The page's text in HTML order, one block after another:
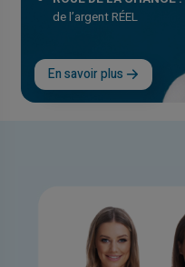
de l’argent RÉEL
En savoir plus